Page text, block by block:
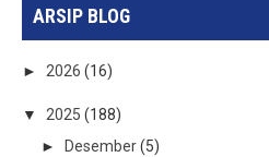
ARSIP BLOG
►2026(16)
▼ 2025(188)
►
Desember(5)